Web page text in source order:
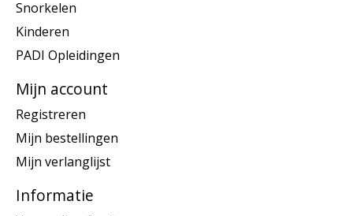
Snorkelen
Kinderen
PADI Opleidingen
Mijn account
Registreren
Mijn bestellingen
Mijn verlanglijst
Informatie